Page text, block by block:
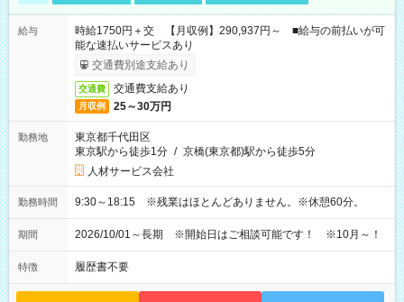
給与
時給1750円＋交 【月収例】290,937円～ ■給与の前払いが可
能な速払いサービスあり
交通費別途支給あり
交通費 交通費支給あり
月収例 25～30万円
勤務地
東京都千代田区
東京駅から徒歩1分 / 京橋(東京都)駅から徒歩5分
人材サービス会社
勤務時間 9:30～18:15 ※残業はほとんどありません。※休憩60分。
期間 2026/10/01～長期 ※開始日はご相談可能です！ ※10月～！
特徴 履歴書不要